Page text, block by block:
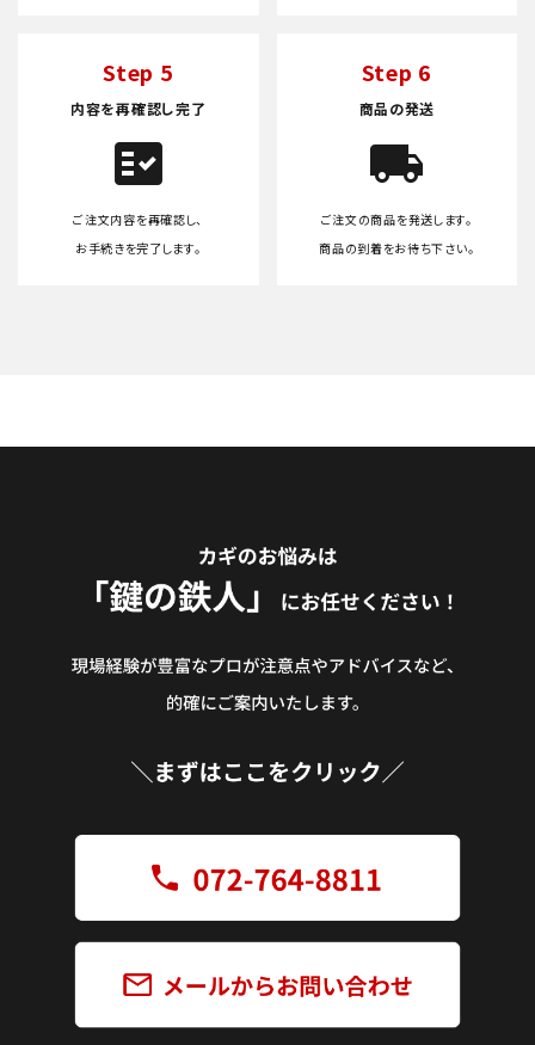
Step 5
内容を再確認し完了
fact_check
ご注文内容を再確認し、
お手続きを完了します。
Step 6
商品の発送
local_shipping
ご注文の商品を発送します。
商品の到着をお待ち下さい。